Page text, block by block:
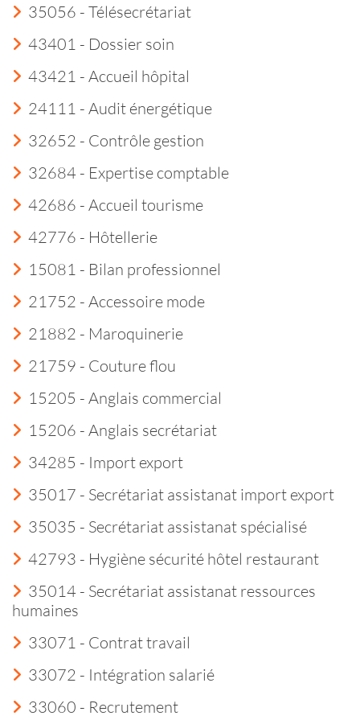
35056 - Télésecrétariat
43401 - Dossier soin
43421 - Accueil hôpital
24111 - Audit énergétique
32652 - Contrôle gestion
32684 - Expertise comptable
42686 - Accueil tourisme
42776 - Hôtellerie
15081 - Bilan professionnel
21752 - Accessoire mode
21882 - Maroquinerie
21759 - Couture flou
15205 - Anglais commercial
15206 - Anglais secrétariat
34285 - Import export
35017 - Secrétariat assistanat import export
35035 - Secrétariat assistanat spécialisé
42793 - Hygiène sécurité hôtel restaurant
35014 - Secrétariat assistanat ressources
humaines
33071 - Contrat travail
33072 - Intégration salarié
33060 - Recrutement